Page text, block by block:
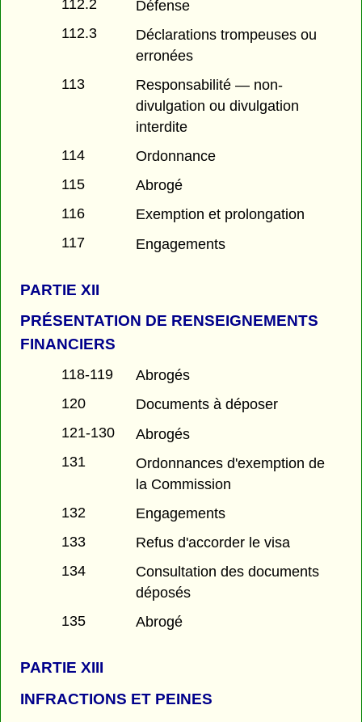
112.2
Défense
112.3
Déclarations trompeuses ou
erronées
113
Responsabilité — non-
divulgation ou divulgation
interdite
114
Ordonnance
115
Abrogé
116
Exemption et prolongation
117
Engagements
PARTIEXII
PRÉSENTATION DE RENSEIGNEMENTS
FINANCIERS
118-119
Abrogés
120
Documents à déposer
121-130
Abrogés
131
Ordonnances d'exemption de
la Commission
132
Engagements
133
Refus d'accorder le visa
134
Consultation des documents
déposés
135
Abrogé
PARTIEXIII
INFRACTIONS ET PEINES